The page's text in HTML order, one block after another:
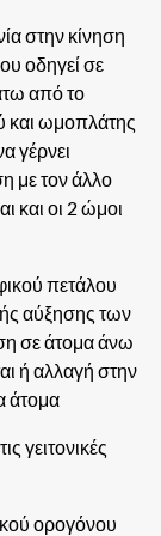
στην κίνηση
οδηγεί σε
από το
και ωμοπλάτης
γέρνει
με τον άλλο
και οι 2 ώμοι
πετάλου
αύξησης των
σε άτομα άνω
ή αλλαγή στην
άτομα
γειτονικές
ορογόνου